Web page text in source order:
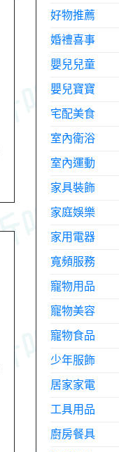
好物推薦
婚禮喜事
嬰兒兒童
嬰兒寶寶
宅配美食
室內衛浴
室內運動
家具裝飾
家庭娛樂
家用電器
寬頻服務
寵物用品
寵物美容
寵物食品
少年服飾
居家家電
工具用品
廚房餐具